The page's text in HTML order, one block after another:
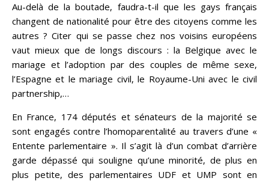
Au-delà de la boutade, faudra-t-il que les gays français
changent de nationalité pour être des citoyens comme les
autres ? Citer qui se passe chez nos voisins européens
vaut mieux que de longs discours : la Belgique avec le
mariage et l’adoption par des couples de même sexe,
l’Espagne et le mariage civil, le Royaume-Uni avec le civil
partnership,…
En France, 174 députés et sénateurs de la majorité se
sont engagés contre l’homoparentalité au travers d’une «
Entente parlementaire ». Il s’agit là d’un combat d’arrière
garde dépassé qui souligne qu’une minorité, de plus en
plus petite, des parlementaires UDF et UMP sont en